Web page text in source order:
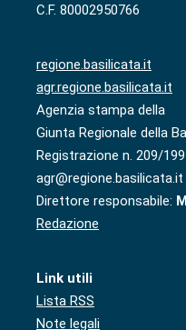
C.F. 80002950766
regione.basilicata.it
agr.regione.basilicata.it
Agenzia stampa della
Giunta Regionale della
Registrazione n. 209/
agr@regione.basilicata.it
Direttore responsabile:
Redazione
Link utili
Lista RSS
Note legali